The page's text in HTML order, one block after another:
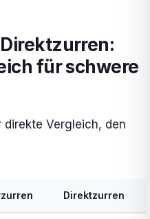
für schwere
direkte Vergleich, den
Direktzurren